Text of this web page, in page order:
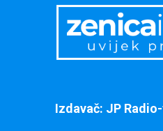
Izdavač: JP